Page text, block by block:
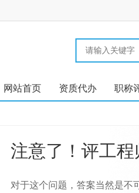
网站首页 资质代办 职称
注意了！评工
对于这个问题，答案当然是不